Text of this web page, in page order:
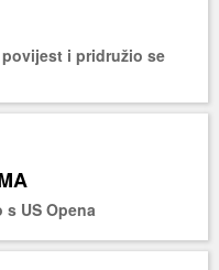
i pridružio se
US Opena